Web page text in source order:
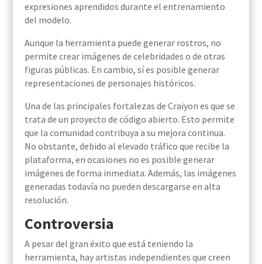
expresiones aprendidos durante el entrenamiento
del modelo.
Aunque la herramienta puede generar rostros, no
permite crear imágenes de celebridades o de otras
figuras públicas. En cambio, sí es posible generar
representaciones de personajes históricos.
Una de las principales fortalezas de Craiyon es que se
trata de un proyecto de código abierto. Esto permite
que la comunidad contribuya a su mejora continua.
No obstante, debido al elevado tráfico que recibe la
plataforma, en ocasiones no es posible generar
imágenes de forma inmediata. Además, las imágenes
generadas todavía no pueden descargarse en alta
resolución.
Controversia
A pesar del gran éxito que está teniendo la
herramienta, hay artistas independientes que creen